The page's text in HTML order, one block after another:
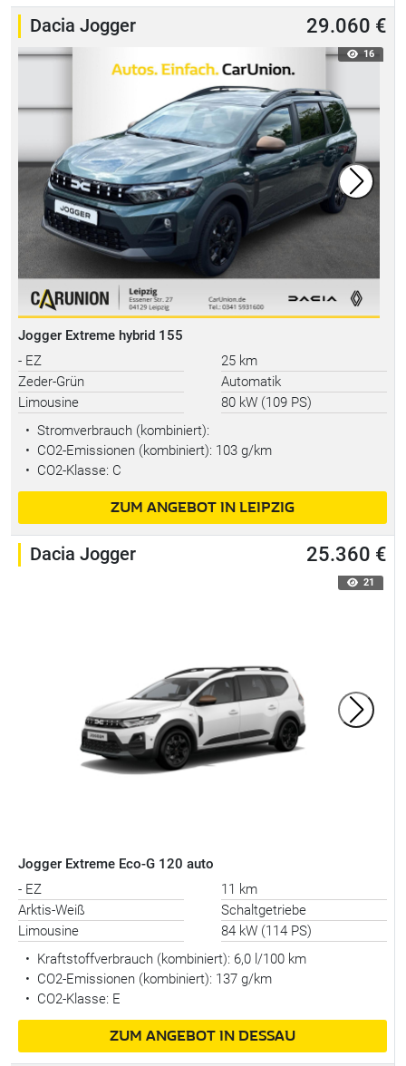
Dacia Jogger 29.060 €
16
Jogger Extreme hybrid 155
- EZ
25 km
Zeder-Grün
Automatik
Limousine
80 kW (109 PS)
• Stromverbrauch (kombiniert):
• CO2-Emissionen (kombiniert): 103 g/km
• CO2-Klasse: C
ZUM ANGEBOT IN LEIPZIG
Dacia Jogger 25.360 €
21
Jogger Extreme Eco-G 120 auto
- EZ
11 km
Arktis-Weiß
Schaltgetriebe
Limousine
84 kW (114 PS)
• Kraftstoffverbrauch (kombiniert): 6,0 l/100 km
• CO2-Emissionen (kombiniert): 137 g/km
• CO2-Klasse: E
ZUM ANGEBOT IN DESSAU